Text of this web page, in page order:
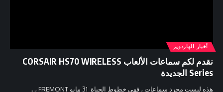
أخبار الهاردوير
نقدم لكم سماعات الألعاب CORSAIR HS70 WIRELESS
Series الجديدة
هذه ليست مجرد سماعات ، فهي خطوط الحياة 31 مايو FREMONT ،…